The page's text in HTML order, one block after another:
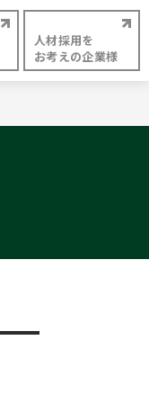
人材採用を
お考えの企業様